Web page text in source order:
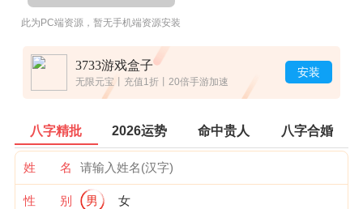
此为PC端资源，暂无手机端资源安装
3733游戏盒子
无限元宝丨充值1折丨20倍手游加速
安装
八字精批 2026运势 命中贵人 八字合婚
姓 名
性 别 男 女